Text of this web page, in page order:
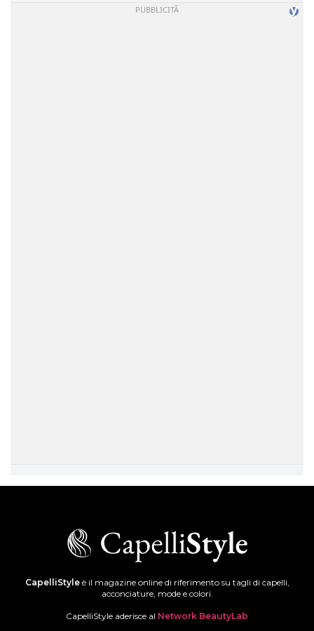
CapelliStyleè il magazine online di riferimento su tagli di capelli,
acconciature, mode e colori.
CapelliStyle aderisce al Network BeautyLab